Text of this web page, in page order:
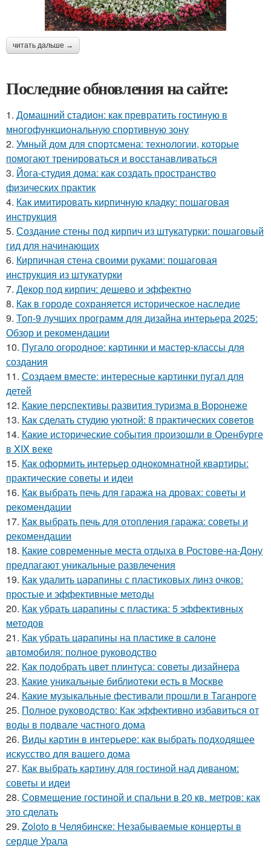
читать дальше →
Последние обновления на сайте:
1. Домашний стадион: как превратить гостиную в
многофункциональную спортивную зону
2. Умный дом для спортсмена: технологии, которые
помогают тренироваться и восстанавливаться
3. Йога-студия дома: как создать пространство
физических практик
4. Как имитировать кирпичную кладку: пошаговая
инструкция
5. Создание стены под кирпич из штукатурки: пошаговый
гид для начинающих
6. Кирпичная стена своими руками: пошаговая
инструкция из штукатурки
7. Декор под кирпич: дешево и эффектно
8. Как в городе сохраняется историческое наследие
9. Топ-9 лучших программ для дизайна интерьера 2025:
Обзор и рекомендации
10. Пугало огородное: картинки и мастер-классы для
создания
11. Создаем вместе: интересные картинки пугал для
детей
12. Какие перспективы развития туризма в Воронеже
13. Как сделать студию уютной: 8 практических советов
14. Какие исторические события произошли в Оренбурге
в XIX веке
15. Как оформить интерьер однокомнатной квартиры:
практические советы и идеи
16. Как выбрать печь для гаража на дровах: советы и
рекомендации
17. Как выбрать печь для отопления гаража: советы и
рекомендации
18. Какие современные места отдыха в Ростове-на-Дону
предлагают уникальные развлечения
19. Как удалить царапины с пластиковых линз очков:
простые и эффективные методы
20. Как убрать царапины с пластика: 5 эффективных
методов
21. Как убрать царапины на пластике в салоне
автомобиля: полное руководство
22. Как подобрать цвет плинтуса: советы дизайнера
23. Какие уникальные библиотеки есть в Москве
24. Какие музыкальные фестивали прошли в Таганроге
25. Полное руководство: Как эффективно избавиться от
воды в подвале частного дома
26. Виды картин в интерьере: как выбрать подходящее
искусство для вашего дома
27. Как выбрать картину для гостиной над диваном:
советы и идеи
28. Совмещение гостиной и спальни в 20 кв. метров: как
это сделать
29. Zoloto в Челябинске: Незабываемые концерты в
сердце Урала